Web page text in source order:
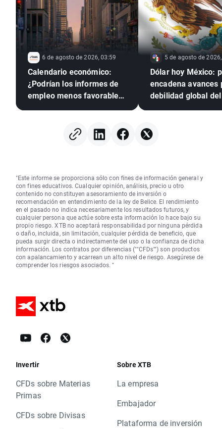
6 de agosto de 2026, 03:59
Calendario económico:
¿Podrían los informes de
empleo menos favorables
5 de agosto de
Dólar hoy México:
encadena avances
debilidad global
"Este informe se proporciona sólo con fines de información general y
con fines educativos. Cualquier opinión, análisis, precio u otro
contenido no constituyen asesoramiento de inversión o
recomendación en entendimiento de la ley de Belice. El rendimiento
en el pasado no indica necesariamente los resultados futuros, y
cualquier persona que actúe sobre esta información lo hace bajo su
propio riesgo. XTB no aceptará responsabilidad por ninguna pérdida
o daño, incluida, sin limitación, cualquier pérdida de beneficio, que
pueda surgir directa o indirectamente del uso o la confianza de dicha
información. Los contratos por diferencias (""CFDs"") son productos
con apalancamiento y acarrean un alto nivel de riesgo. Asegúrese de
comprender los riesgos asociados. "
Invertir
CFDs sobre Materias
Primas
CFDs sobre Divisas
Sobre XTB
La empresa
Embajador
Plataforma de inversión